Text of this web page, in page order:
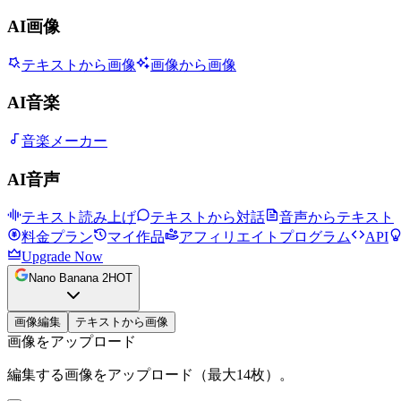
AI画像
テキストから画像 画像から画像
AI音楽
音楽メーカー
AI音声
テキスト読み上げ テキストから対話
音声からテキスト
料金プラン
マイ作品 アフィリエイトプログラム API
Upgrade Now
Nano Banana 2HOT
画像編集 テキストから画像
画像をアップロード
編集する画像をアップロード（最大14枚）。